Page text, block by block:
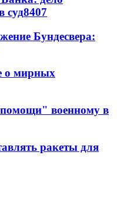
суд8407
Бундесвера:
о мирных
военному в
ракеты для